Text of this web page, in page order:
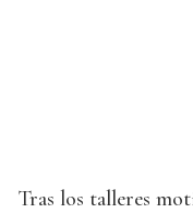
Tras los talleres